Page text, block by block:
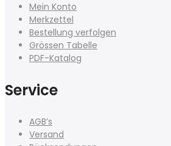
Mein Konto
Merkzettel
Bestellung verfolgen
Grössen Tabelle
PDF-Katalog
Service
AGB’s
Versand